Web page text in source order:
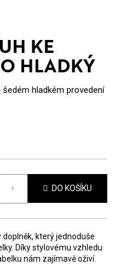
KE
HLADKÝ
hladkém provedení
DO KOŠÍKU
doplněk, který jednoduše
Díky stylovému vzhledu
nám zajímavě oživí.